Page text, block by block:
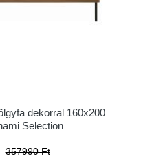
dekorral 160x200
Selection
357990 Ft